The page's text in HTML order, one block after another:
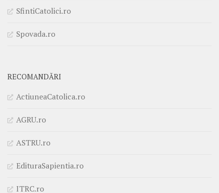
SfintiCatolici.ro
Spovada.ro
RECOMANDĂRI
ActiuneaCatolica.ro
AGRU.ro
ASTRU.ro
EdituraSapientia.ro
ITRC.ro